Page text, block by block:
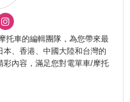
托車的編輯團隊，為您帶來最
本、香港、中國大陸和台灣的
彩內容，滿足您對電單車/摩托